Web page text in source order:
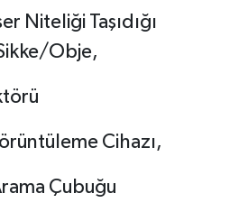
Niteliği Taşıdığı
Obje,
Cihazı,
Çubuğu